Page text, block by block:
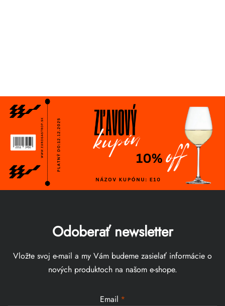
Odoberať newsletter
Vložte svoj e-mail a my Vám budeme zasielať informácie o
nových produktoch na našom e-shope.
Email